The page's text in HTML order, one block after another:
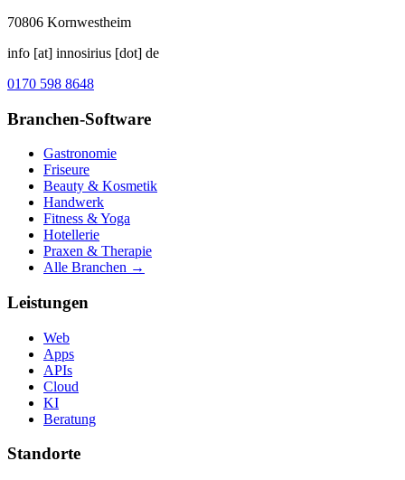
70806 Kornwestheim
info [at] innosirius [dot] de
0170 598 8648
Branchen-Software
Gastronomie
Friseure
Beauty & Kosmetik
Handwerk
Fitness & Yoga
Hotellerie
Praxen & Therapie
Alle Branchen →
Leistungen
Web
Apps
APIs
Cloud
KI
Beratung
Standorte